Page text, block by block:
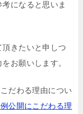
になると思いま
きたいと申しつ
お願いします。
だわる理由につい
公開にこだわる理